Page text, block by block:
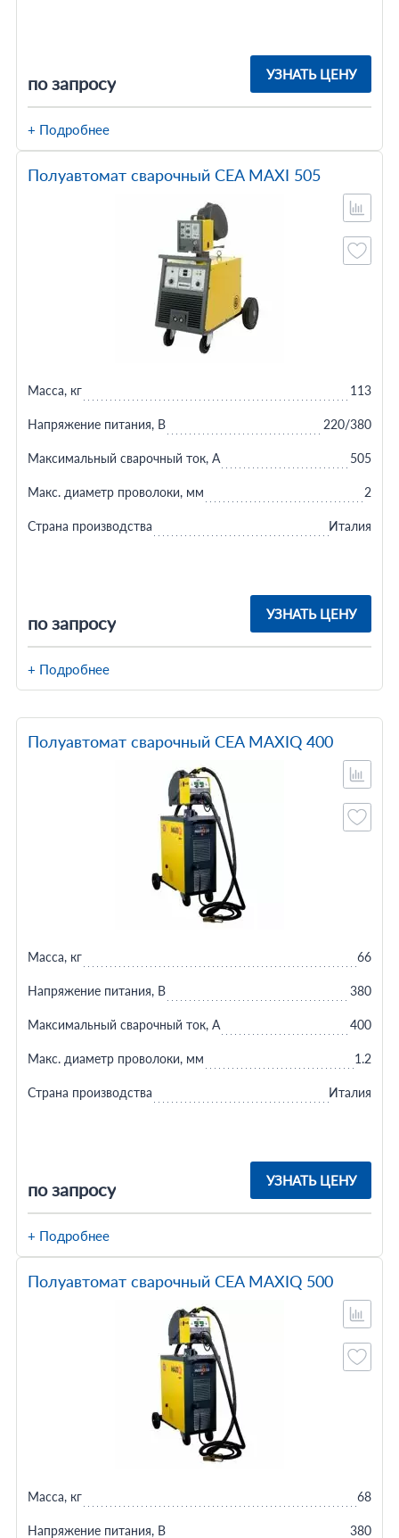
по запросу УЗНАТЬ ЦЕНУ
+ Подробнее
Полуавтомат сварочный CEA MAXI 505
по запросу УЗНАТЬ ЦЕНУ
Масса, кг 113
Напряжение питания, В 220/380
Максимальный сварочный ток, А 505
Макс. диаметр проволоки, мм 2
Страна производства Италия
+ Подробнее
Полуавтомат сварочный CEA MAXIQ 400
по запросу УЗНАТЬ ЦЕНУ
Масса, кг 66
Напряжение питания, В 380
Максимальный сварочный ток, А 400
Макс. диаметр проволоки, мм 1.2
Страна производства Италия
+ Подробнее
Полуавтомат сварочный CEA MAXIQ 500
Масса, кг 68
Напряжение питания, В 380